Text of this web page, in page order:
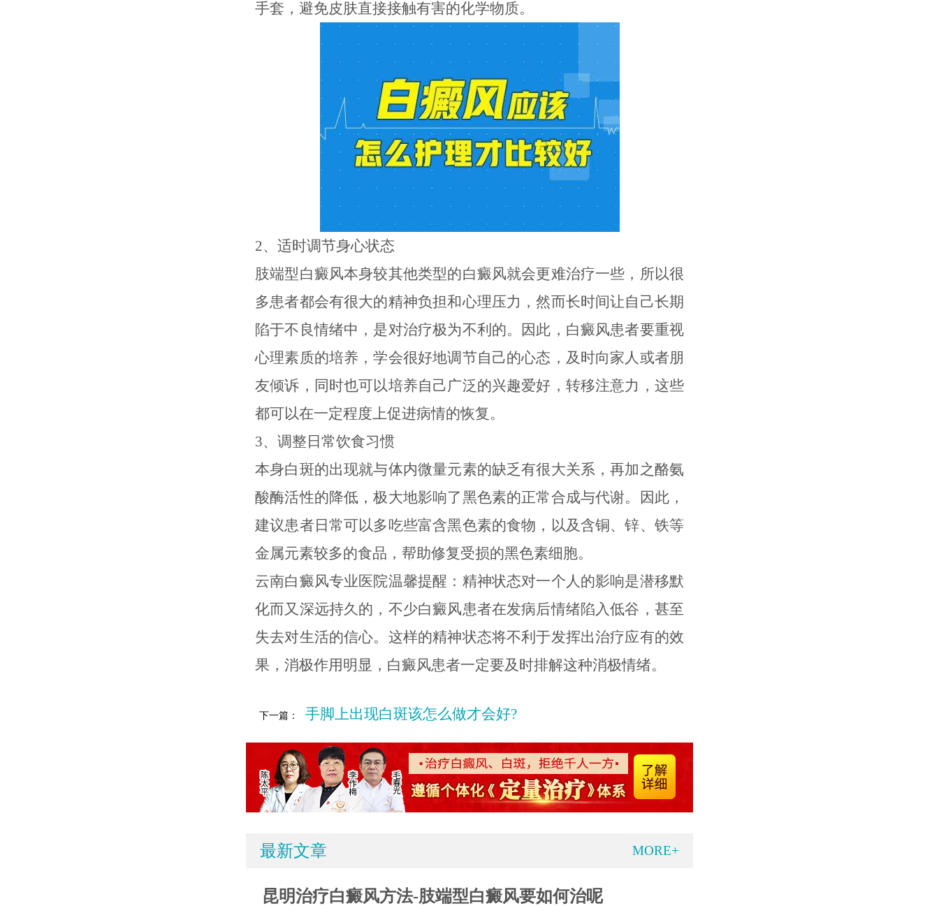
手套，避免皮肤直接接触有害的化学物质。
2、适时调节身心状态
肢端型白癜风本身较其他类型的白癜风就会更难治疗一些，所以很
多患者都会有很大的精神负担和心理压力，然而长时间让自己长期
陷于不良情绪中，是对治疗极为不利的。因此，白癜风患者要重视
心理素质的培养，学会很好地调节自己的心态，及时向家人或者朋
友倾诉，同时也可以培养自己广泛的兴趣爱好，转移注意力，这些
都可以在一定程度上促进病情的恢复。
3、调整日常饮食习惯
本身白斑的出现就与体内微量元素的缺乏有很大关系，再加之酪氨
酸酶活性的降低，极大地影响了黑色素的正常合成与代谢。因此，
建议患者日常可以多吃些富含黑色素的食物，以及含铜、锌、铁等
金属元素较多的食品，帮助修复受损的黑色素细胞。
云南白癜风专业医院温馨提醒：精神状态对一个人的影响是潜移默
化而又深远持久的，不少白癜风患者在发病后情绪陷入低谷，甚至
失去对生活的信心。这样的精神状态将不利于发挥出治疗应有的效
果，消极作用明显，白癜风患者一定要及时排解这种消极情绪。
下一篇： 手脚上出现白斑该怎么做才会好?
最新文章 MORE+
昆明治疗白癜风方法-肢端型白癜风要如何治呢